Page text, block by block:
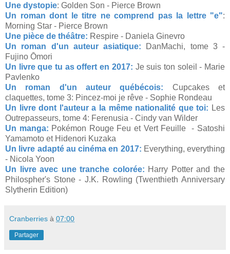
Une dystopie: Golden Son - Pierce Brown
Un roman dont le titre ne comprend pas la lettre "e":
Morning Star - Pierce Brown
Une pièce de théâtre: Respire - Daniela Ginevro
Un roman d'un auteur asiatique: DanMachi, tome 3 -
Fujino Ōmori
Un livre que tu as offert en 2017: Je suis ton soleil - Marie
Pavlenko
Un roman d'un auteur québécois: Cupcakes et
claquettes, tome 3: Pincez-moi je rêve - Sophie Rondeau
Un livre dont l'auteur a la même nationalité que toi: Les
Outrepasseurs, tome 4: Ferenusia - Cindy van Wilder
Un manga: Pokémon Rouge Feu et Vert Feuille - Satoshi
Yamamoto et Hidenori Kuzaka
Un livre adapté au cinéma en 2017: Everything, everything
- Nicola Yoon
Un livre avec une tranche colorée: Harry Potter and the
Philospher's Stone - J.K. Rowling (Twenthieth Anniversary
Slytherin Edition)
Cranberries à 07:00
Partager